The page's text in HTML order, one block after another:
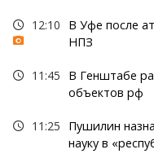
12:10
В Уфе после
НПЗ
11:45
В Генштабе
объектов рф
11:25
Пушилин
науку в